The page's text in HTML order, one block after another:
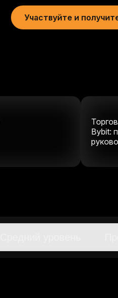
Участвуйте и
Bybit: